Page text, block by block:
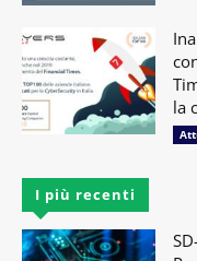
la
I più recenti